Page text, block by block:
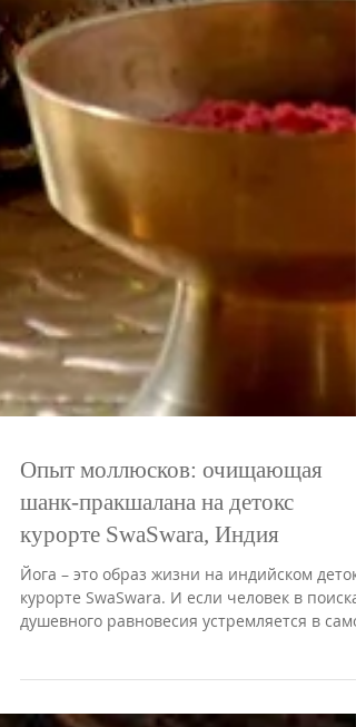
Опыт моллюсков: очищающая
шанк-пракшалана на детокс
курорте SwaSwara, Индия
душевного равновесия устремляется в
сердце...